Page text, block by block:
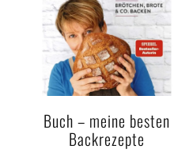
Buch – meine besten
Backrezepte